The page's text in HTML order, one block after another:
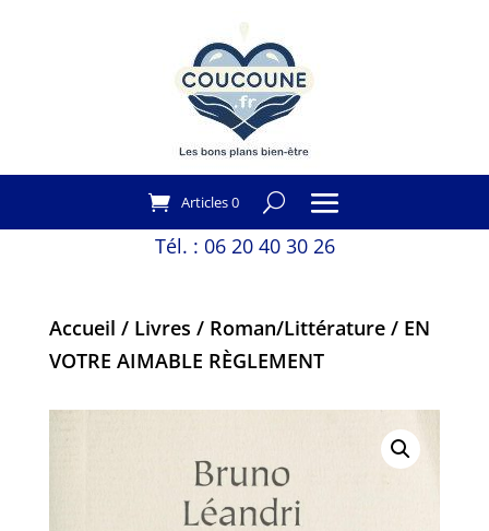
Articles 0
Tél. : 06 20 40 30 26
Accueil / Livres / Roman/Littérature/ EN
VOTRE AIMABLE RÈGLEMENT